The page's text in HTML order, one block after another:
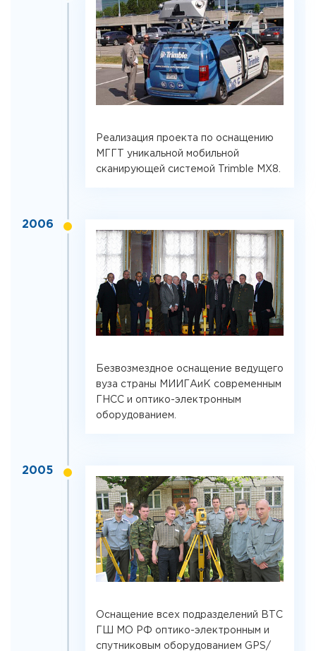
Реализация проекта по оснащению
МГГТ уникальной мобильной
сканирующей системой Trimble МХ8.
Безвозмездное оснащение ведущего
вуза страны МИИГАиК современным
ГНСС и оптико-электронным
оборудованием.
2006
Оснащение всех подразделений ВТС
ГШ МО РФ оптико-электронным и
спутниковым оборудованием GPS/
2005